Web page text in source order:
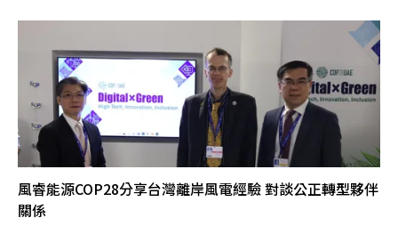
風睿能源COP28分享台灣離岸風電經驗 對談公正轉型夥伴
關係